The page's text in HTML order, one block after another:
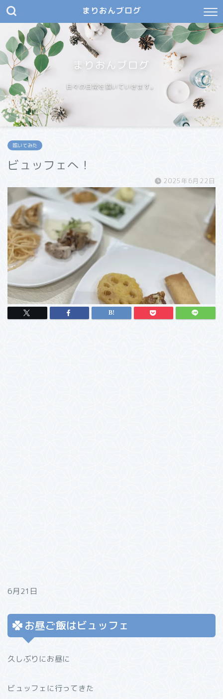
まりおんブログ
まりおんブログ
日々の日常を描いていきます。
呟いてみた
ビュッフェへ！
2025年6月22日
6月21日
お昼ご飯はビュッフェ
久しぶりにお昼に
ビュッフェに行ってきた